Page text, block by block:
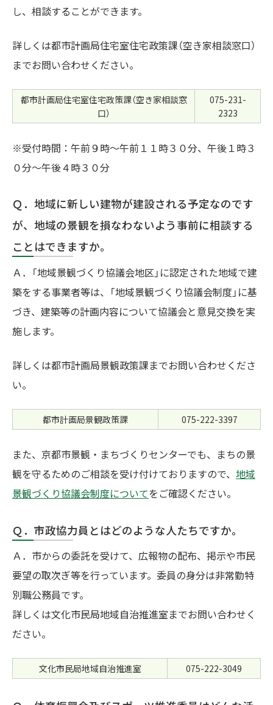
し、相談することができます。
詳しくは都市計画局住宅室住宅政策課（空き家相談窓口）
までお問い合わせください。
都市計画局住宅室住宅政策課（空き家相談窓
口）
075-231-
2323
※受付時間：午前９時～午前１１時３０分、午後１時３
０分～午後４時３０分
Ｑ．地域に新しい建物が建設される予定なのです
が、地域の景観を損なわないよう事前に相談する
ことはできますか。
Ａ．「地域景観づくり協議会地区」に認定された地域で建
築をする事業者等は、「地域景観づくり協議会制度」に基
づき、建築等の計画内容について協議会と意見交換を実
施します。
詳しくは都市計画局景観政策課までお問い合わせくださ
い。
都市計画局景観政策課 075-222-3397
また、京都市景観・まちづくりセンターでも、まちの景
観を守るためのご相談を受け付けておりますので、 地域
景観づくり協議会制度についてをご確認ください。
Ｑ．市政協力員とはどのような人たちですか。
Ａ．市からの委託を受けて、広報物の配布、掲示や市民
要望の取次ぎ等を行っています。委員の身分は非常勤特
別職公務員です。
詳しくは文化市民局地域自治推進室までお問い合わせく
ださい。
文化市民局地域自治推進室 075-222-3049